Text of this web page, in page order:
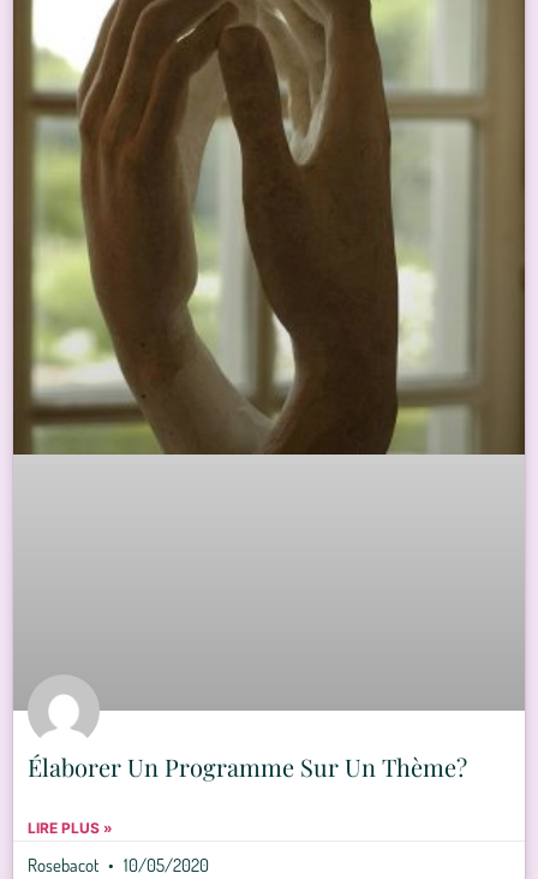
Élaborer Un Programme Sur Un Thème?
LIRE PLUS »
Rosebacot 10/05/2020